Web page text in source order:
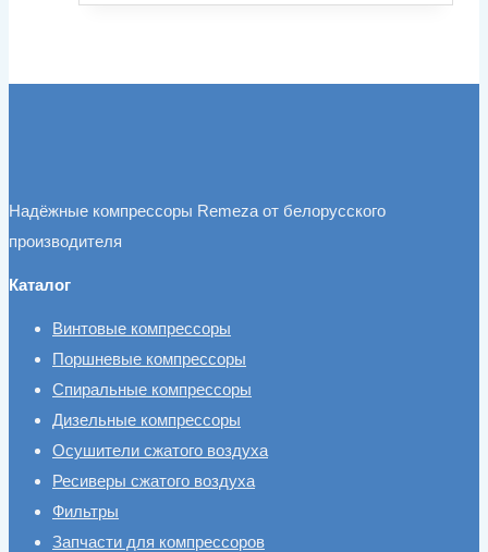
Надёжные компрессоры Remeza от белорусского
производителя
Каталог
Винтовые компрессоры
Поршневые компрессоры
Спиральные компрессоры
Дизельные компрессоры
Осушители сжатого воздуха
Ресиверы сжатого воздуха
Фильтры
Запчасти для компрессоров